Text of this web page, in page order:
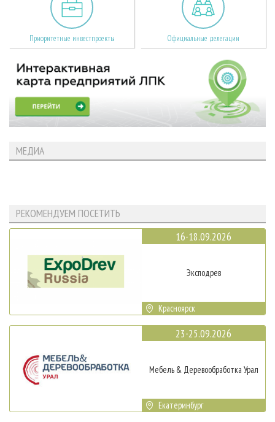
Приоритетные инвестпроекты Официальные делегации
МЕДИА
РЕКОМЕНДУЕМ ПОСЕТИТЬ
16-18.09.2026
Эксподрев
Красноярск
23-25.09.2026
Мебель & Деревообработка Урал
Екатеринбург